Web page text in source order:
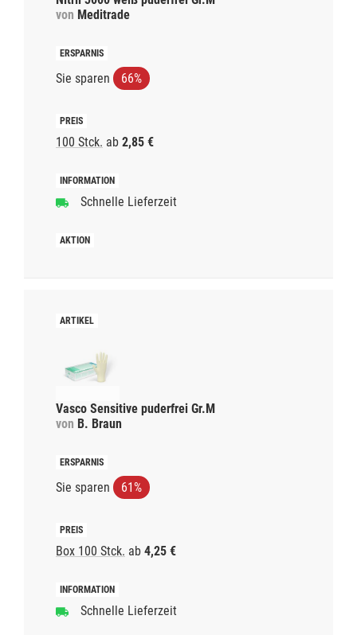
von Meditrade
Sie sparen 66%
100 Stck. ab 2,85 €
Schnelle Lieferzeit
Vasco Sensitive puderfrei Gr.M
von B. Braun
Sie sparen 61%
Box 100 Stck. ab 4,25 €
Schnelle Lieferzeit